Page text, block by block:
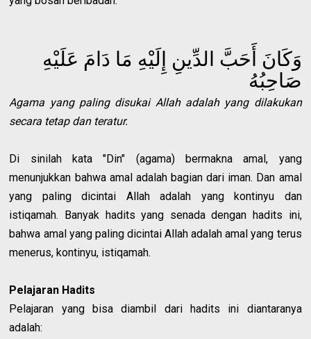
وَكَانَ أَحَبَّ الدِّينِ إِلَيْهِ مَا دَامَ عَلَيْهِ
صَاحِبُهُ
Agama yang paling disukai Allah adalah yang dilakukan
secara tetap dan teratur.
Di sinilah kata "Din" (agama) bermakna amal, yang
menunjukkan bahwa amal adalah bagian dari iman. Dan amal
yang paling dicintai Allah adalah yang kontinyu dan
istiqamah. Banyak hadits yang senada dengan hadits ini,
bahwa amal yang paling dicintai Allah adalah amal yang terus
menerus, kontinyu, istiqamah.
Pelajaran Hadits
Pelajaran yang bisa diambil dari hadits ini diantaranya
adalah: